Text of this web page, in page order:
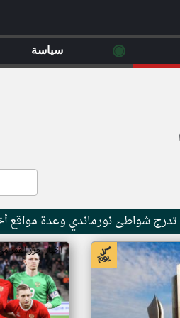
تدرج شواطئ نورماندي وعدة مواقع
اخبار جزر القمر
◉ سياسة